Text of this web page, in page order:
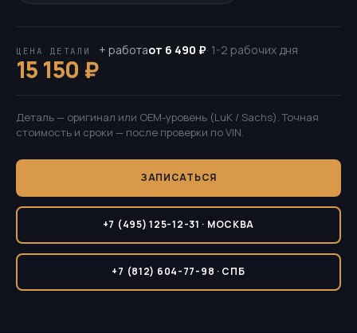
ЦЕНА ДЕТАЛИ
15 150 ₽
+ работаот 6 490 ₽· 1-2 рабочих дня
Деталь — оригинал или OEM-уровень (LuK / Sachs). Точная
стоимость и сроки — после проверки по VIN.
ЗАПИСАТЬСЯ
+7 (495) 125-12-31 · МОСКВА
+7 (812) 604-77-98 · СПБ